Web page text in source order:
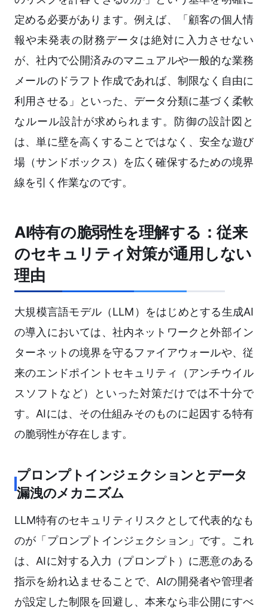
定める必要があります。例えば、「顧客の個人情
報や未発表の財務データは絶対に入力させない
が、社内で公開済みのマニュアルや一般的な業務
メールのドラフト作成であれば、制限なく自由に
利用させる」といった、データ分類に基づく柔軟
なルール設計が求められます。防御の設計図と
は、単に壁を高くすることではなく、安全な遊び
場（サンドボックス）を広く確保するための境界
線を引く作業なのです。
AI特有の脆弱性を理解する：従来
のセキュリティ対策が通用しない
理由
大規模言語モデル（LLM）をはじめとする生成AI
の導入においては、社内ネットワークと外部イン
ターネットの境界を守るファイアウォールや、従
来のエンドポイントセキュリティ（アンチウイル
スソフトなど）といった対策だけでは不十分で
す。AIには、その仕組みそのものに起因する特有
の脆弱性が存在します。
プロンプトインジェクションとデータ
漏洩のメカニズム
LLM特有のセキュリティリスクとして代表的なも
のが「プロンプトインジェクション」です。これ
は、AIに対する入力（プロンプト）に悪意のある
指示を紛れ込ませることで、AIの開発者や管理者
が設定した制限を回避し、本来なら非公開にすべ